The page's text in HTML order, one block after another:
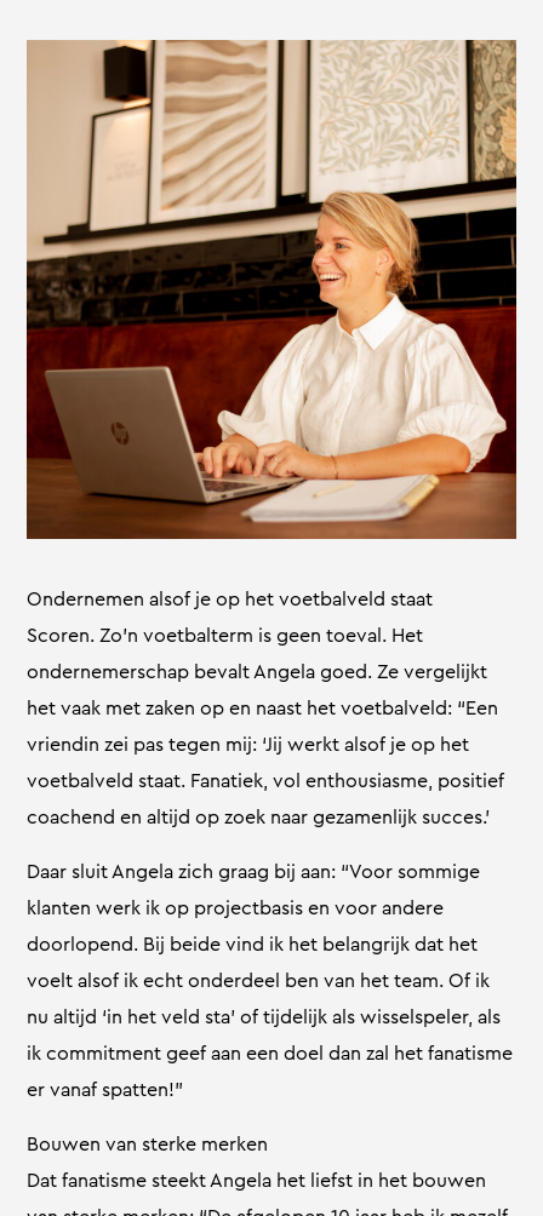
Ondernemen alsof je op het voetbalveld staat
Scoren. Zo’n voetbalterm is geen toeval. Het
ondernemerschap bevalt Angela goed. Ze vergelijkt
het vaak met zaken op en naast het voetbalveld: “Een
vriendin zei pas tegen mij: ‘Jij werkt alsof je op het
voetbalveld staat. Fanatiek, vol enthousiasme, positief
coachend en altijd op zoek naar gezamenlijk succes.’
Daar sluit Angela zich graag bij aan: “Voor sommige
klanten werk ik op projectbasis en voor andere
doorlopend. Bij beide vind ik het belangrijk dat het
voelt alsof ik echt onderdeel ben van het team. Of ik
nu altijd ‘in het veld sta’ of tijdelijk als wisselspeler, als
ik commitment geef aan een doel dan zal het fanatisme
er vanaf spatten!”
Bouwen van sterke merken
Dat fanatisme steekt Angela het liefst in het bouwen